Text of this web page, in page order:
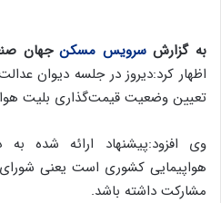
به گزارشسرویس مسکنجهان
اظهار کرد:‌دیروز در جلسه دیوان
تعیین وضعیت قیمت‌گذاری بلیت
هواپیمایی کشوری است یعنی شورای
مشارکت داشته باشد.